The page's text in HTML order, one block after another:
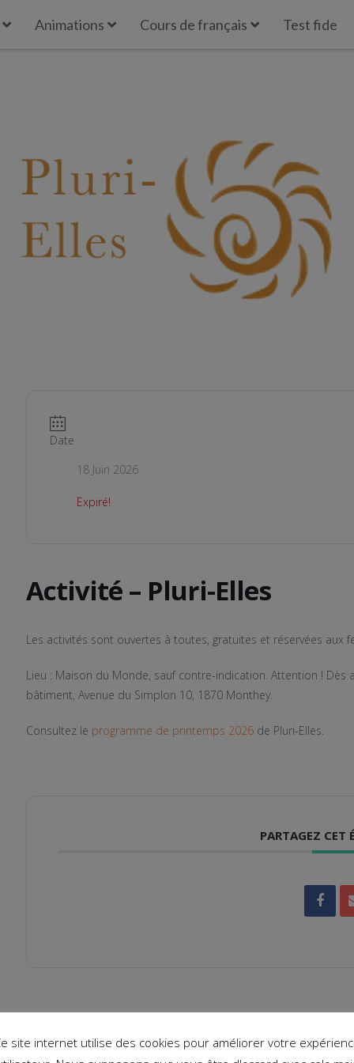
Animations Cours de français Test fide
Date
18 Juin 2026
Expiré!
Activité – Pluri-Elles
Les activités sont ouvertes à toutes, gratuites et réservées aux
Lieu : Maison du Monde, sauf contre-indication. Attention ! Dès
bâtiment, Avenue du Simplon 10, 1870 Monthey.
Consultez le programme de printemps 2026de Pluri-Elles.
PARTAGEZ CET
site internet utilise des cookies pour améliorer votre